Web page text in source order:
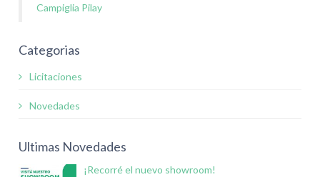
Campiglia Pilay
Categorias
Licitaciones
Novedades
Ultimas Novedades
¡Recorré el nuevo showroom!